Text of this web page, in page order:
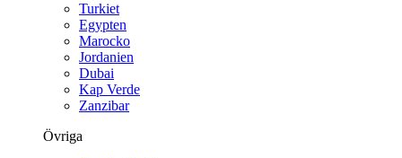
Turkiet
Egypten
Marocko
Jordanien
Dubai
Kap Verde
Zanzibar
Övriga